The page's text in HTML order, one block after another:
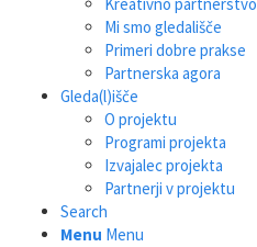
Mi smo gledališče
Primeri dobre prakse
Partnerska agora
Gleda(l)išče
O projektu
Programi projekta
Izvajalec projekta
Partnerji v projektu
Search
Menu Menu